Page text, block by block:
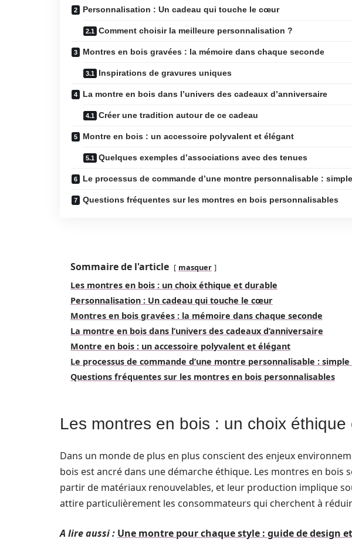
Personnalisation : Un cadeau qui touche le cœur
Comment choisir la meilleure personnalisation ?
Montres en bois gravées : la mémoire dans chaque seconde
Inspirations de gravures uniques
La montre en bois dans l’univers des cadeaux d’anniversaire
Créer une tradition autour de ce cadeau
Montre en bois : un accessoire polyvalent et élégant
Quelques exemples d’associations avec des tenues
Le processus de commande d’une montre personnalisable :
Questions fréquentes sur les montres en bois personnalisables
Sommaire de l'article masquer
Les montres en bois : un choix éthique et durable
Personnalisation : Un cadeau qui touche le cœur
Montres en bois gravées : la mémoire dans chaque seconde
La montre en bois dans l’univers des cadeaux d’anniversaire
Montre en bois : un accessoire polyvalent et élégant
Le processus de commande d’une montre personnalisable :
Questions fréquentes sur les montres en bois personnalisables
Les montres en bois : un choix éthique
Dans un monde de plus en plus conscient des enjeux
bois est ancré dans une démarche éthique. Les montres en bois
partir de matériaux renouvelables, et leur production implique
attire particulièrement les consommateurs qui cherchent à
A lire aussi : Une montre pour chaque style : guide de design